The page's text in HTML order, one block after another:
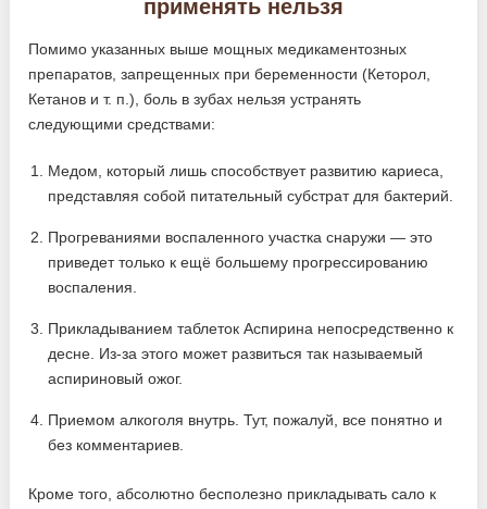
применять нельзя
Помимо указанных выше мощных медикаментозных
препаратов, запрещенных при беременности (Кеторол,
Кетанов и т. п.), боль в зубах нельзя устранять
следующими средствами:
Медом, который лишь способствует развитию кариеса,
представляя собой питательный субстрат для бактерий.
Прогреваниями воспаленного участка снаружи — это
приведет только к ещё большему прогрессированию
воспаления.
Прикладыванием таблеток Аспирина непосредственно к
десне. Из-за этого может развиться так называемый
аспириновый ожог.
Приемом алкоголя внутрь. Тут, пожалуй, все понятно и
без комментариев.
Кроме того, абсолютно бесполезно прикладывать сало к